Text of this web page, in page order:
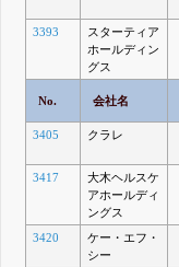
3393
スターティア
ホールディン
グス
No. 会社名
3405 クラレ
3417
大木ヘルスケ
アホールディ
ングス
3420
ケー・エフ・
シー